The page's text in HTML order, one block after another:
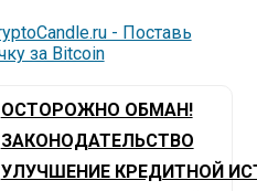
ОСТОРОЖНО ОБМАН!
ЗАКОНОДАТЕЛЬСТВО
УЛУЧШЕНИЕ КРЕДИТНОЙ